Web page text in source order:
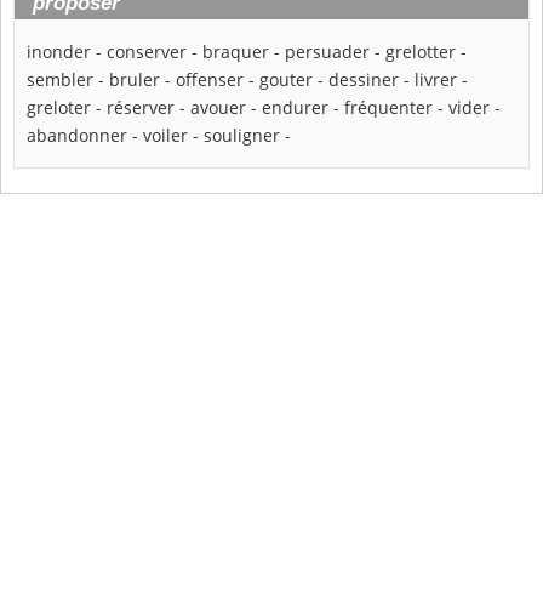
inonder - conserver - braquer - persuader - grelotter -
sembler - bruler - offenser - gouter - dessiner - livrer -
greloter - réserver - avouer - endurer - fréquenter - vider -
abandonner - voiler - souligner -